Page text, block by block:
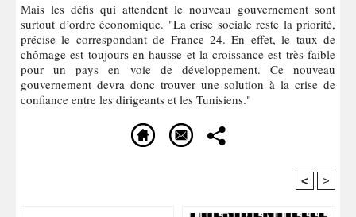
Mais les défis qui attendent le nouveau gouvernement sont
surtout d’ordre économique. "La crise sociale reste la priorité,
précise le correspondant de France 24. En effet, le taux de
chômage est toujours en hausse et la croissance est très faible
pour un pays en voie de développement. Ce nouveau
gouvernement devra donc trouver une solution à la crise de
confiance entre les dirigeants et les Tunisiens."
< >